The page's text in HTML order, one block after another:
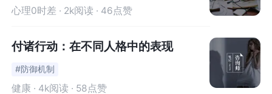
车门是否关好；
总是觉得自己的手很脏，于是2个小时里一直反复洗手；
总是担心家人收到伤害，于是不停地向家人打电话确认对
心理0时差 · 2k阅读 · 46点赞
付诸行动：在不同人格中的表现
#防御机制
健康 · 4k阅读 · 58点赞